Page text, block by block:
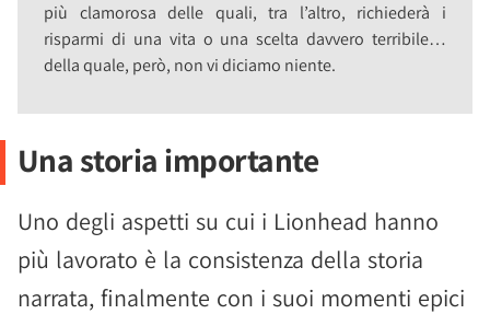
più clamorosa delle quali, tra l’altro, richiederà i
risparmi di una vita o una scelta davvero terribile…
della quale, però, non vi diciamo niente.
Una storia importante
Uno degli aspetti su cui i Lionhead hanno
più lavorato è la consistenza della storia
narrata, finalmente con i suoi momenti epici